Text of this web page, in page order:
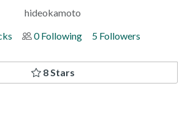
hideokamoto
0 Following 5 Followers
8 Stars